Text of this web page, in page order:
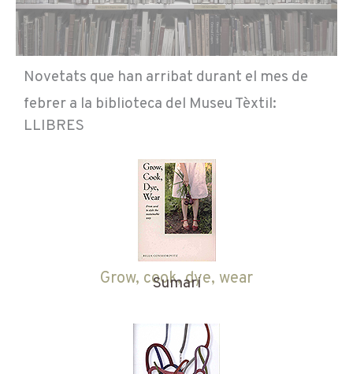
Novetats que han arribat durant el mes de
febrer a la biblioteca del Museu Tèxtil:
LLIBRES
Grow, cook, dye, wear
Sumari